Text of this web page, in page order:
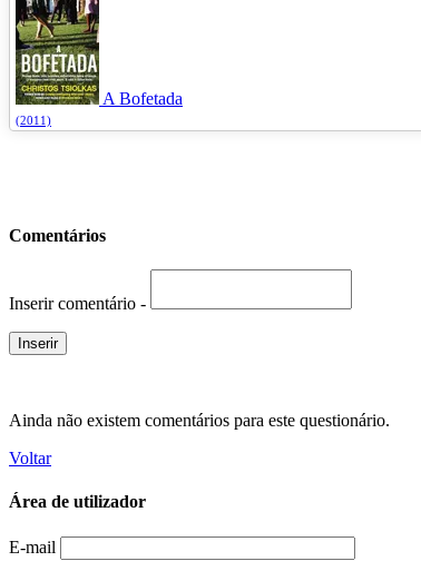
A Bofetada
(2011)
Comentários
Inserir comentário -
Ainda não existem comentários para este questionário.
Voltar
Área de utilizador
E-mail